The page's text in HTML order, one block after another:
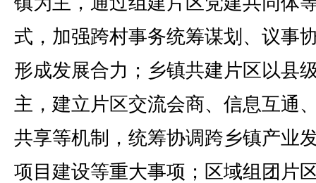
式，加强跨村事务统筹谋划、议事
形成发展合力；乡镇共建片区以县
主，建立片区交流会商、信息互通
共享等机制，统筹协调跨乡镇产业
项目建设等重大事项；区域组团片